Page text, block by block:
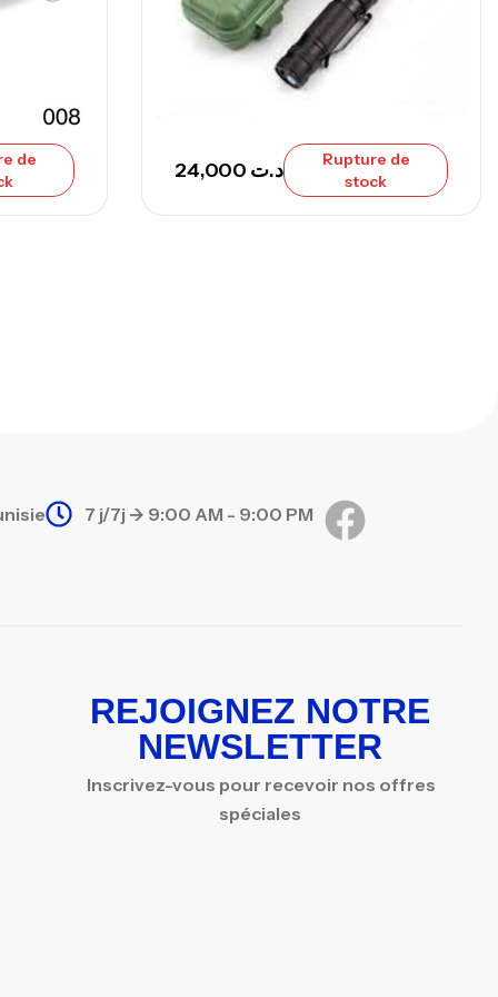
Sunset Secret Cove 450 Cm 100
G
Surfcasting
د.ت692,000
de
د.ت
Rupture de
stock
7 j/7j -> 9:00 AM - 9:00 PM
REJOIGNEZ NOTRE
NEWSLETTER
Inscrivez-vous pour recevoir nos offres
spéciales